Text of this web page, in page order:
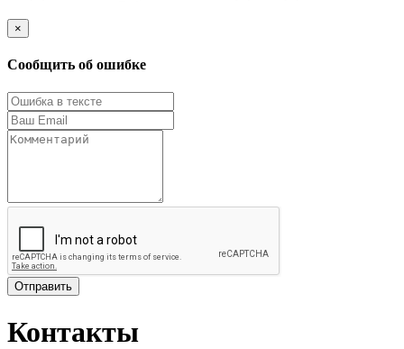
×
Сообщить об ошибке
Отправить
Контакты